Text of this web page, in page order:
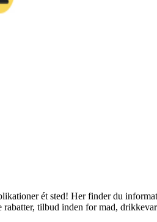
ét sted! Her finder du
tilbud inden for mad,